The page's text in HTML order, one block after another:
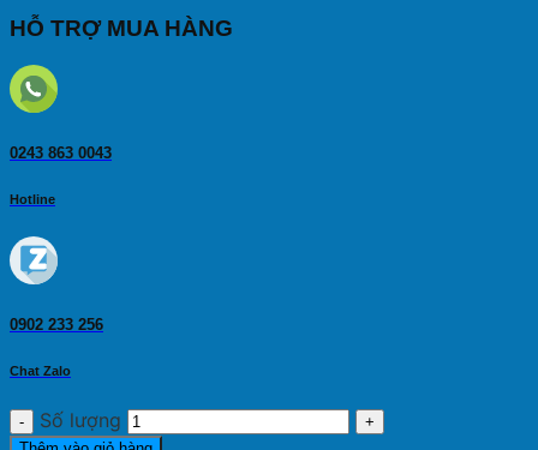
HỖ TRỢ MUA HÀNG
0243 863 0043
Hotline
0902 233 256
Chat Zalo
Số lượng